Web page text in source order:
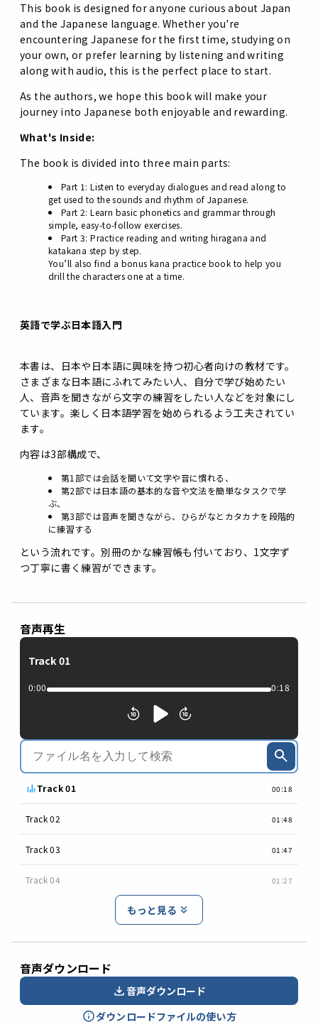
This book is designed for anyone curious about Japan
and the Japanese language. Whether you're
encountering Japanese for the first time, studying on
your own, or prefer learning by listening and writing
along with audio, this is the perfect place to start.
As the authors, we hope this book will make your
journey into Japanese both enjoyable and rewarding.
What's Inside:
The book is divided into three main parts:
Part 1: Listen to everyday dialogues and read along to
get used to the sounds and rhythm of Japanese.
Part 2: Learn basic phonetics and grammar through
simple, easy-to-follow exercises.
Part 3: Practice reading and writing hiragana and
katakana step by step.
You’ll also find a bonus kana practice book to help you
drill the characters one at a time.
英語で学ぶ日本語入門
本書は、日本や日本語に興味を持つ初心者向けの教材です。
さまざまな日本語にふれてみたい人、自分で学び始めたい
人、音声を聞きながら文字の練習をしたい人などを対象にし
ています。楽しく日本語学習を始められるよう工夫されてい
ます。
内容は3部構成で、
第1部では会話を聞いて文字や音に慣れる、
第2部では日本語の基本的な音や文法を簡単なタスクで学
ぶ、
第3部では音声を聞きながら、ひらがなとカタカナを段階的
に練習する
という流れです。別冊のかな練習帳も付いており、1文字ず
つ丁寧に書く練習ができます。
音声再生
Track 01
0:00 0:18
Track 01 00:18
Track 02 01:48
Track 03 01:47
Track 04 01:27
もっと見る
音声ダウンロード
音声ダウンロード
ダウンロードファイルの使い方